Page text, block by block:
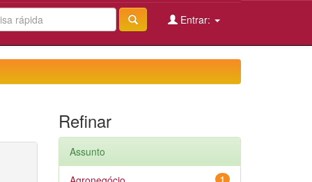
Entrar:
Refinar
Assunto
1